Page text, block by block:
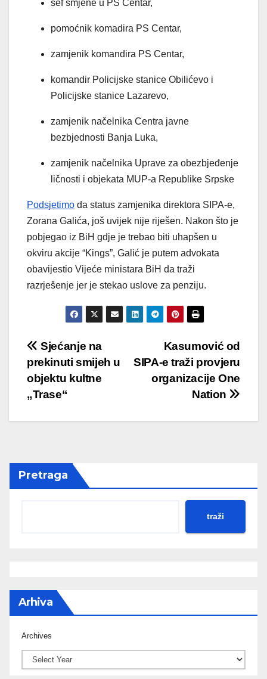
šef smjene u PS Centar,
pomoćnik komadira PS Centar,
zamjenik komandira PS Centar,
komandir Policijske stanice Obilićevo i
Policijske stanice Lazarevo,
zamjenik načelnika Centra javne
bezbjednosti Banja Luka,
zamjenik načelnika Uprave za obezbjeđenje
ličnosti i objekata MUP-a Republike Srpske
Podsjetimo da status zamjenika direktora SIPA-e,
Zorana Galića, još uvijek nije riješen. Nakon što je
pobjegao iz BiH gdje je trebao biti uhapšen u
okviru akcije “Kings”, Galić je putem advokata
obavijestio Vijeće ministara BiH da traži
razrješenje jer je stekao uslove za penziju.
Post
navigation
Kasumović od
SIPA-e traži provjeru
organizacije One
Nation
Sjećanje na
prekinuti smijeh u
objektu kultne
„Trase“
Pretraga
traži
Arhiva
Archives